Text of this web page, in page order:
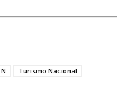
Turismo Nacional